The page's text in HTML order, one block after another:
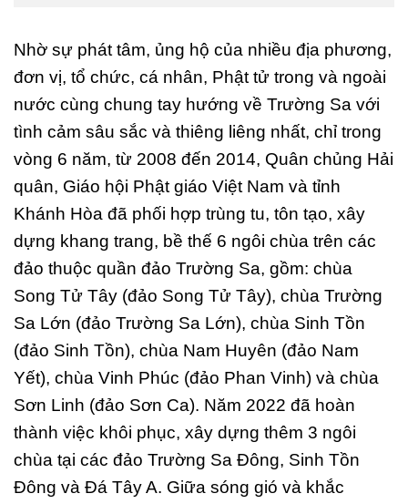
Nhờ sự phát tâm, ủng hộ của nhiều địa phương,
đơn vị, tổ chức, cá nhân, Phật tử trong và ngoài
nước cùng chung tay hướng về Trường Sa với
tình cảm sâu sắc và thiêng liêng nhất, chỉ trong
vòng 6 năm, từ 2008 đến 2014, Quân chủng Hải
quân, Giáo hội Phật giáo Việt Nam và tỉnh
Khánh Hòa đã phối hợp trùng tu, tôn tạo, xây
dựng khang trang, bề thế 6 ngôi chùa trên các
đảo thuộc quần đảo Trường Sa, gồm: chùa
Song Tử Tây (đảo Song Tử Tây), chùa Trường
Sa Lớn (đảo Trường Sa Lớn), chùa Sinh Tồn
(đảo Sinh Tồn), chùa Nam Huyên (đảo Nam
Yết), chùa Vinh Phúc (đảo Phan Vinh) và chùa
Sơn Linh (đảo Sơn Ca). Năm 2022 đã hoàn
thành việc khôi phục, xây dựng thêm 3 ngôi
chùa tại các đảo Trường Sa Đông, Sinh Tồn
Đông và Đá Tây A. Giữa sóng gió và khắc